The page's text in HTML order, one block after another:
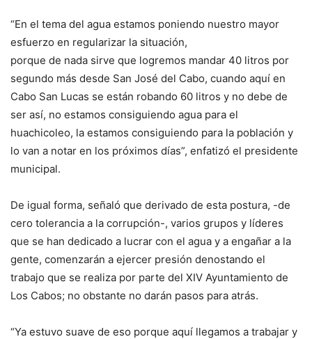
“En el tema del agua estamos poniendo nuestro mayor
esfuerzo en regularizar la situación,
porque de nada sirve que logremos mandar 40 litros por
segundo más desde San José del Cabo, cuando aquí en
Cabo San Lucas se están robando 60 litros y no debe de
ser así, no estamos consiguiendo agua para el
huachicoleo, la estamos consiguiendo para la población y
lo van a notar en los próximos días”, enfatizó el presidente
municipal.
De igual forma, señaló que derivado de esta postura, -de
cero tolerancia a la corrupción-, varios grupos y líderes
que se han dedicado a lucrar con el agua y a engañar a la
gente, comenzarán a ejercer presión denostando el
trabajo que se realiza por parte del XIV Ayuntamiento de
Los Cabos; no obstante no darán pasos para atrás.
“Ya estuvo suave de eso porque aquí llegamos a trabajar y